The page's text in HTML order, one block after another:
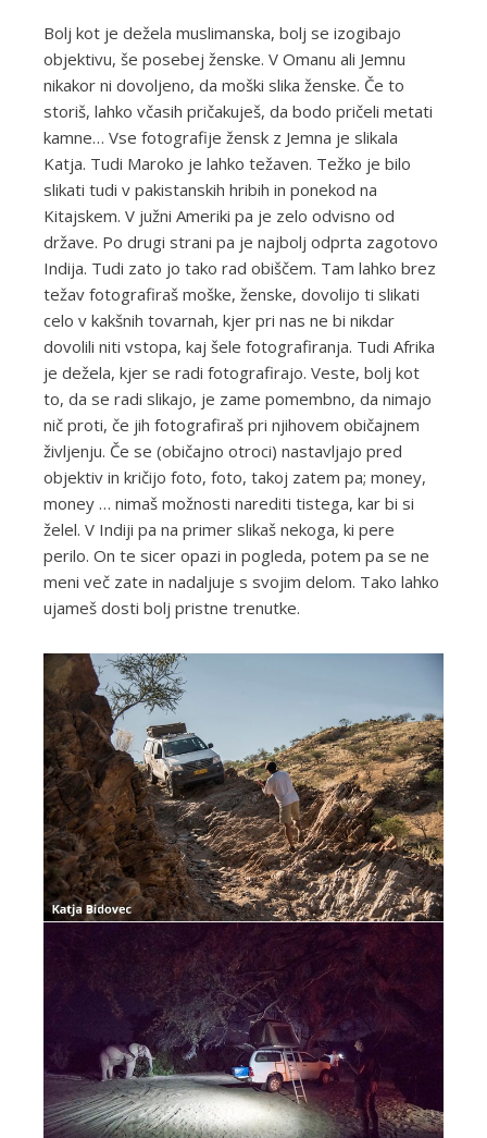
Bolj kot je dežela muslimanska, bolj se izogibajo
objektivu, še posebej ženske. V Omanu ali Jemnu
nikakor ni dovoljeno, da moški slika ženske. Če to
storiš, lahko včasih pričakuješ, da bodo pričeli metati
kamne… Vse fotografije žensk z Jemna je slikala
Katja. Tudi Maroko je lahko težaven. Težko je bilo
slikati tudi v pakistanskih hribih in ponekod na
Kitajskem. V južni Ameriki pa je zelo odvisno od
države. Po drugi strani pa je najbolj odprta zagotovo
Indija. Tudi zato jo tako rad obiščem. Tam lahko brez
težav fotografiraš moške, ženske, dovolijo ti slikati
celo v kakšnih tovarnah, kjer pri nas ne bi nikdar
dovolili niti vstopa, kaj šele fotografiranja. Tudi Afrika
je dežela, kjer se radi fotografirajo. Veste, bolj kot
to, da se radi slikajo, je zame pomembno, da nimajo
nič proti, če jih fotografiraš pri njihovem običajnem
življenju. Če se (običajno otroci) nastavljajo pred
objektiv in kričijo foto, foto, takoj zatem pa; money,
money … nimaš možnosti narediti tistega, kar bi si
želel. V Indiji pa na primer slikaš nekoga, ki pere
perilo. On te sicer opazi in pogleda, potem pa se ne
meni več zate in nadaljuje s svojim delom. Tako lahko
ujameš dosti bolj pristne trenutke.